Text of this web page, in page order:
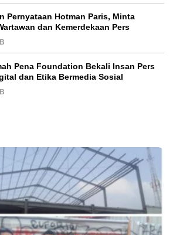
Pernyataan Hotman Paris, Minta
dan Kemerdekaan Pers
Pena Foundation Bekali Insan Pers
dan Etika Bermedia Sosial